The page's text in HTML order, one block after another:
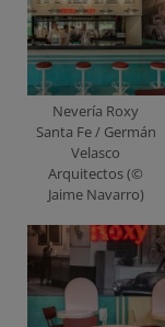
Nevería Roxy
Santa Fe / Germán
Velasco
Arquitectos (©
Jaime Navarro)